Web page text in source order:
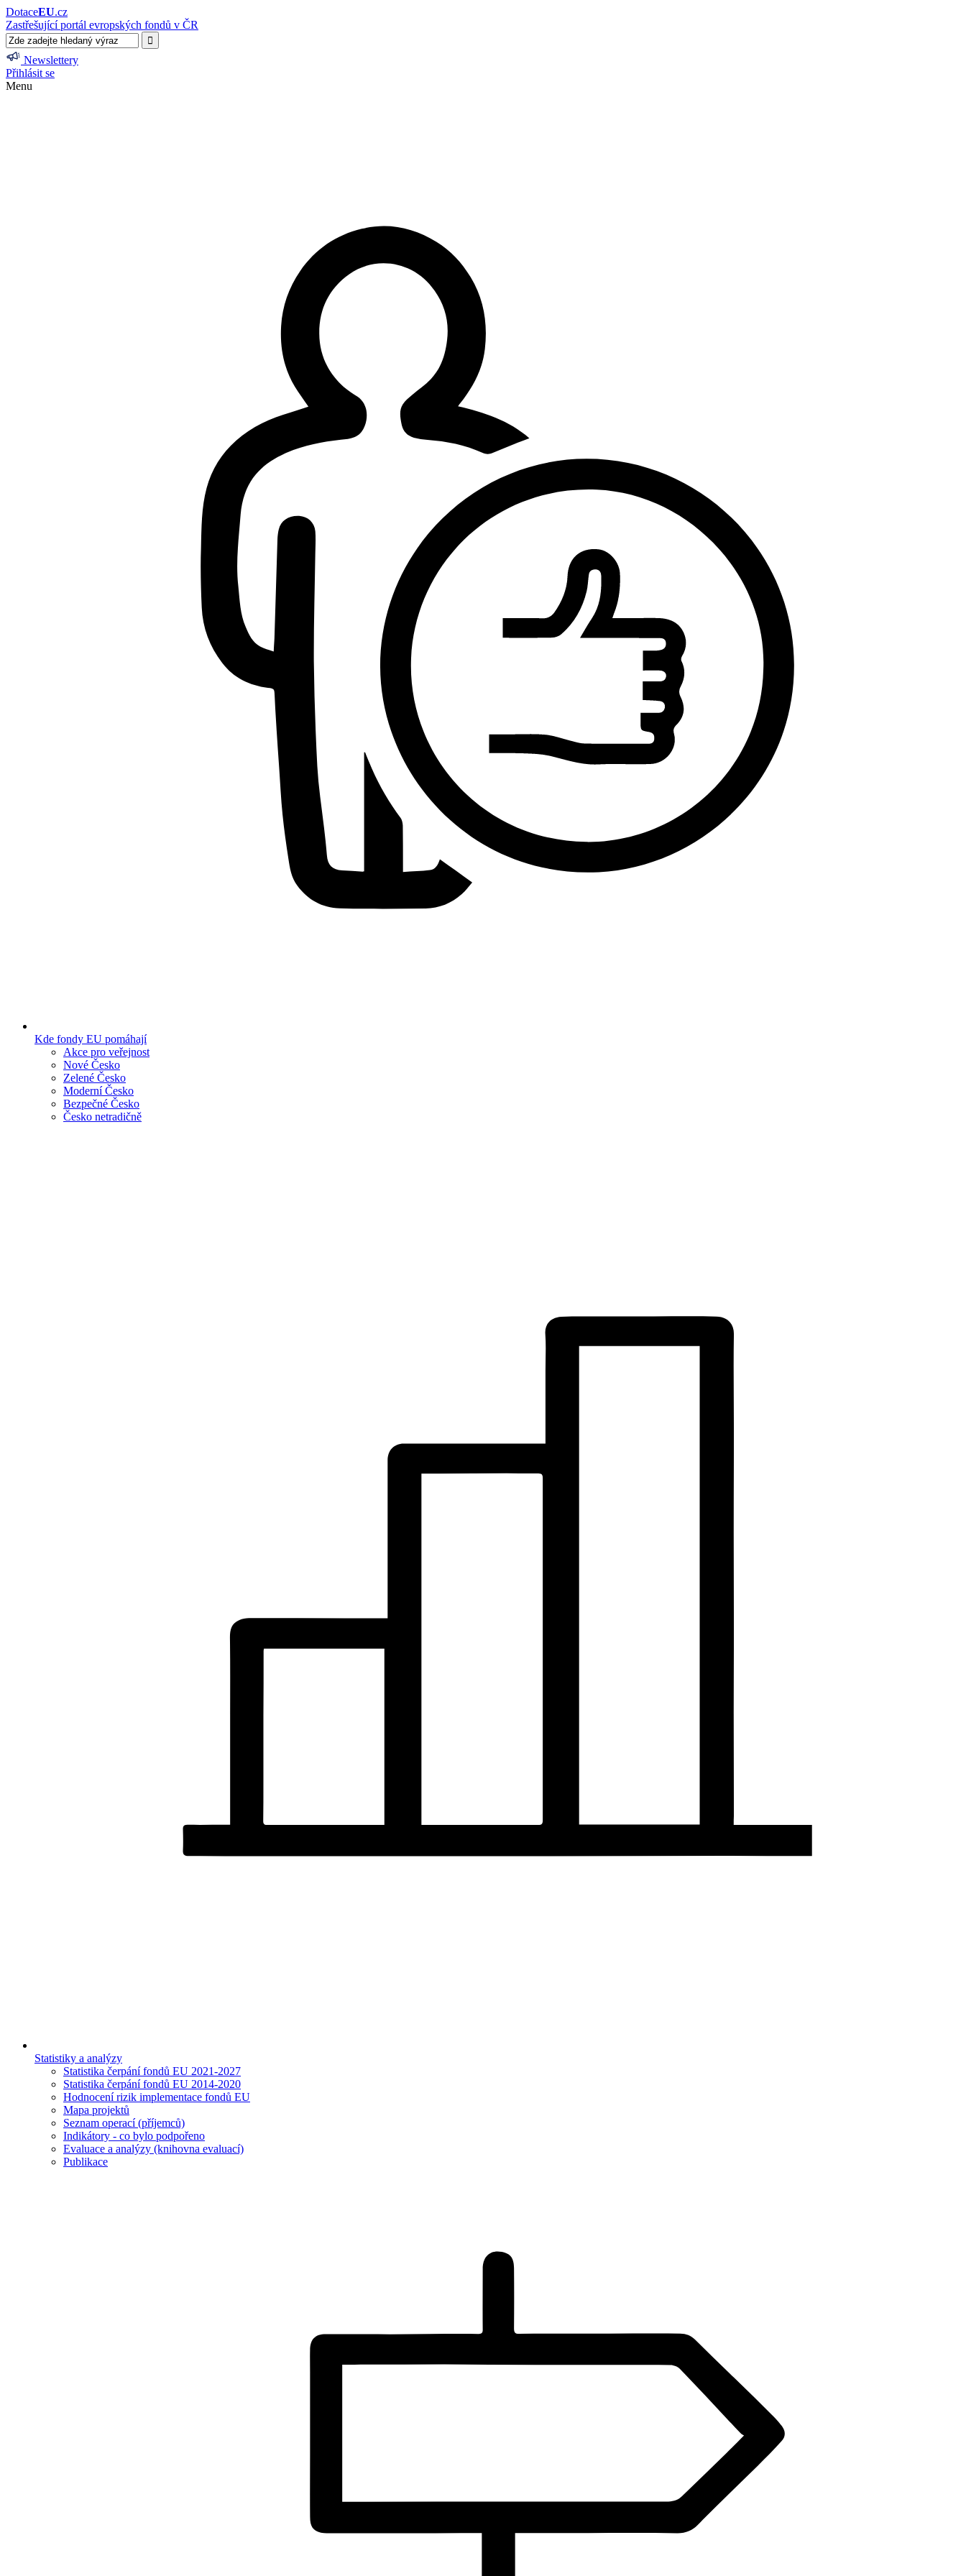
DotaceEU.cz
Zastřešující portál evropských fondů v ČR
Newslettery
Přihlásit se
Menu
Kde fondy EU pomáhají
Akce pro veřejnost
Nové Česko
Zelené Česko
Moderní Česko
Bezpečné Česko
Česko netradičně
Statistiky a analýzy
Statistika čerpání fondů EU 2021-2027
Statistika čerpání fondů EU 2014-2020
Hodnocení rizik implementace fondů EU
Mapa projektů
Seznam operací (příjemců)
Indikátory - co bylo podpořeno
Evaluace a analýzy (knihovna evaluací)
Publikace